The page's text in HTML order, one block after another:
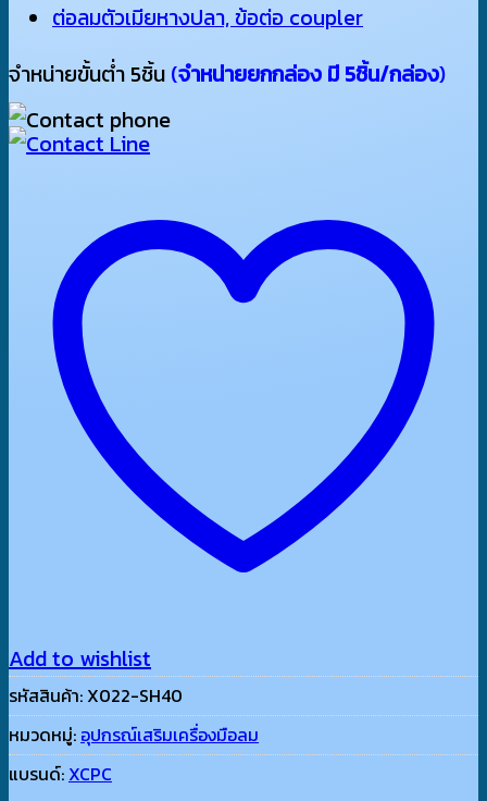
จำหน่ายขั้นต่ำ 5ชิ้น (จำหน่ายยกกล่อง มี 5ชิ้น/กล่อง)
Add to wishlist
รหัสสินค้า: X022-SH40
หมวดหมู่: อุปกรณ์เสริมเครื่องมือลม
แบรนด์: XCPC